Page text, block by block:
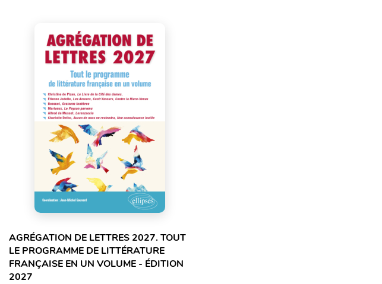
AGRÉGATION DE LETTRES 2027. TOUT
LE PROGRAMME DE LITTÉRATURE
FRANÇAISE EN UN VOLUME - ÉDITION
2027